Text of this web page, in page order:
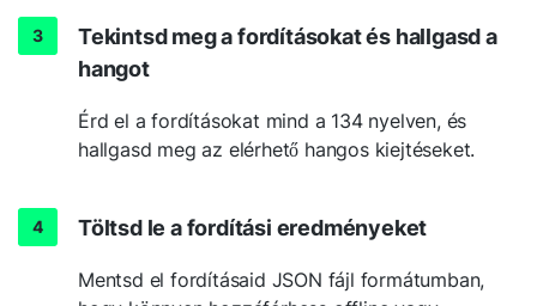
Tekintsd meg a fordításokat és hallgasd a
hangot
Érd el a fordításokat mind a 134 nyelven, és
hallgasd meg az elérhető hangos kiejtéseket.
Töltsd le a fordítási eredményeket
Mentsd el fordításaid JSON fájl formátumban,